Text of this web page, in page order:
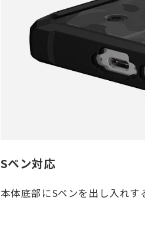
Sペン対応
本体底部にSペンを出し入れす